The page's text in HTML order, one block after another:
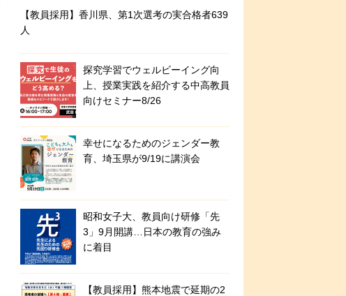
【教員採用】香川県、第1次選考の実合格者639
人
探究学習でウェルビーイング向
上、授業実践を紹介する中高教員
向けセミナー8/26
幸せになるためのジェンダー教
育、埼玉県が9/19に講演会
昭和女子大、教員向け研修「先
3」9月開講…日本の教育の強み
に着目
【教員採用】熊本地震で延期の2